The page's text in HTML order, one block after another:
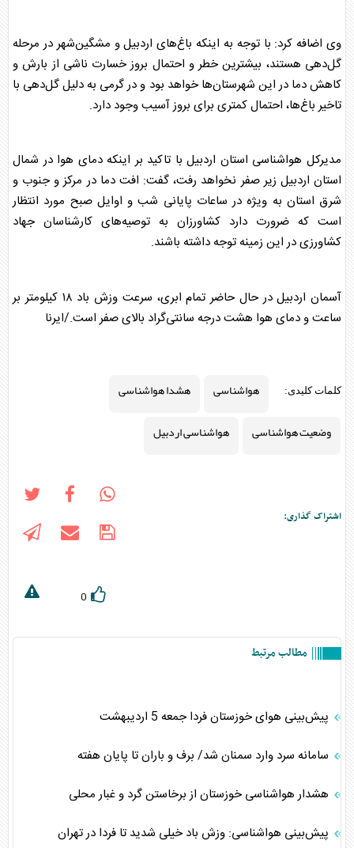
وی اضافه کرد: با توجه به اینکه باغ‌های اردبیل و مشگین‌شهر در مرحله
گل‌دهی هستند، بیشترین خطر و احتمال بروز خسارت ناشی از بارش و
کاهش دما در این شهرستان‌ها خواهد بود و در گرمی به دلیل گل‌دهی با
تاخیر باغ‌ها، احتمال کمتری برای بروز آسیب وجود دارد.
مدیرکل هواشناسی استان اردبیل با تاکید بر اینکه دمای هوا در شمال
استان اردبیل زیر صفر نخواهد رفت، گفت: افت دما در مرکز و جنوب و
شرق استان به ویژه در ساعات پایانی شب و اوایل صبح مورد انتظار
است که ضرورت دارد کشاورزان به توصیه‌های کارشناسان جهاد
کشاورزی در این زمینه توجه داشته باشند.
آسمان اردبیل در حال حاضر تمام ابری، سرعت وزش باد ۱۸ کیلومتر بر
ساعت و دمای هوا هشت درجه سانتی‌گراد بالای صفر است./ایرنا
کلمات کلیدی: هواشناسی
هشدا هواشناسی
وضعیت هواشناسی
هواشناسی اردبیل
اشتراک گذاری:
0
مطالب مرتبط
پیش‌بینی هوای خوزستان فردا جمعه 5 اردیبهشت
سامانه سرد وارد سمنان شد/ برف و باران تا پایان هفته
هشدار هواشناسی خوزستان از برخاستن گرد و غبار محلی
پیش‌بینی هواشناسی: وزش باد خیلی شدید تا فردا در تهران